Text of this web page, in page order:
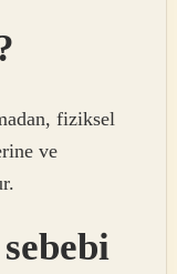
fiziksel
ve